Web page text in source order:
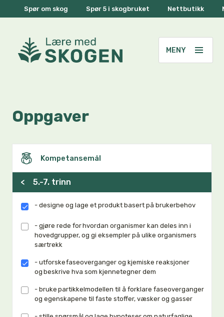
Spør om skog Spør 5 i skogbruket Nettbutikk
Oppgaver
Kompetansemål
< 5.-7. trinn
- designe og lage et produkt basert på brukerbehov
- gjøre rede for hvordan organismer kan deles inn i
hovedgrupper, og gi eksempler på ulike organismers
særtrekk
- utforske faseoverganger og kjemiske reaksjoner
og beskrive hva som kjennetegner dem
- bruke partikkelmodellen til å forklare faseoverganger
og egenskapene til faste stoffer, væsker og gasser